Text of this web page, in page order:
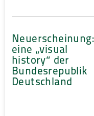
Neuerscheinung:
eine „visual
history“ der
Bundesrepublik
Deutschland